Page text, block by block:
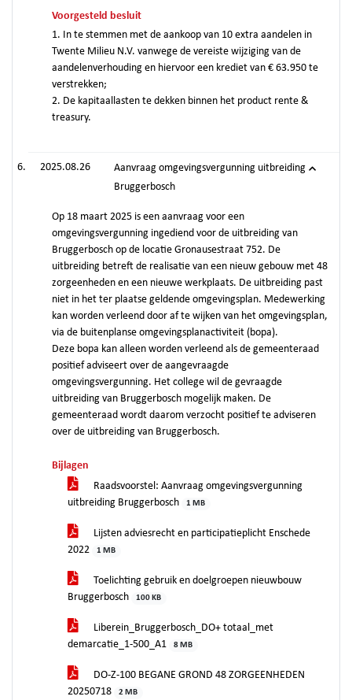
Voorgesteld besluit
1. In te stemmen met de aankoop van 10 extra aandelen in
Twente Milieu N.V. vanwege de vereiste wijziging van de
aandelenverhouding en hiervoor een krediet van € 63.950 te
verstrekken;
2. De kapitaallasten te dekken binnen het product rente &
treasury.
2025.08.26
Aanvraag omgevingsvergunning uitbreiding
Bruggerbosch
Op 18 maart 2025 is een aanvraag voor een
omgevingsvergunning ingediend voor de uitbreiding van
Bruggerbosch op de locatie Gronausestraat 752. De
uitbreiding betreft de realisatie van een nieuw gebouw met 48
zorgeenheden en een nieuwe werkplaats. De uitbreiding past
niet in het ter plaatse geldende omgevingsplan. Medewerking
kan worden verleend door af te wijken van het omgevingsplan,
via de buitenplanse omgevingsplanactiviteit (bopa).
Deze bopa kan alleen worden verleend als de gemeenteraad
positief adviseert over de aangevraagde
omgevingsvergunning. Het college wil de gevraagde
uitbreiding van Bruggerbosch mogelijk maken. De
gemeenteraad wordt daarom verzocht positief te adviseren
over de uitbreiding van Bruggerbosch.
Bijlagen
Raadsvoorstel: Aanvraag omgevingsvergunning
uitbreiding Bruggerbosch
1 MB
Lijsten adviesrecht en participatieplicht Enschede
2022
1 MB
Toelichting gebruik en doelgroepen nieuwbouw
Bruggerbosch
100 KB
Liberein_Bruggerbosch_DO+ totaal_met
demarcatie_1-500_A1
8 MB
DO-Z-100 BEGANE GROND 48 ZORGEENHEDEN
20250718
2 MB